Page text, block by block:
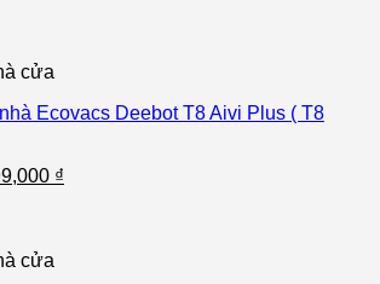
cửa
Ecovacs Deebot T8 Aivi Plus ( T8
₫
cửa